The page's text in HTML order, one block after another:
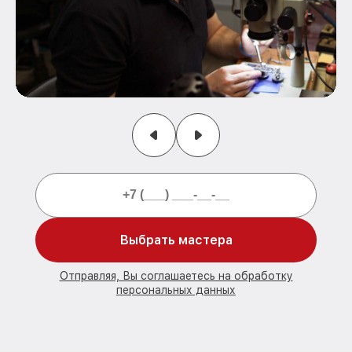
Выбрать мастера
Отправляя, Вы соглашаетесь на обработку
персональных данных